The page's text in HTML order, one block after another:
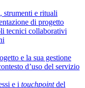
strumenti e rituali
di progetto
tecnici collaborativi
e la sua gestione
d’uso del servizio
e i touchpointdel